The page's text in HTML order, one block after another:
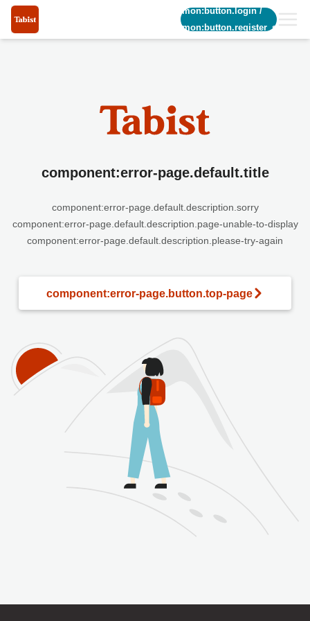
common:button.login/
common:button.register_short
component:error-page.default.title
component:error-page.default.description.sorry
component:error-page.default.description.page-unable-to-display
component:error-page.default.description.please-try-again
component:error-page.button.top-page